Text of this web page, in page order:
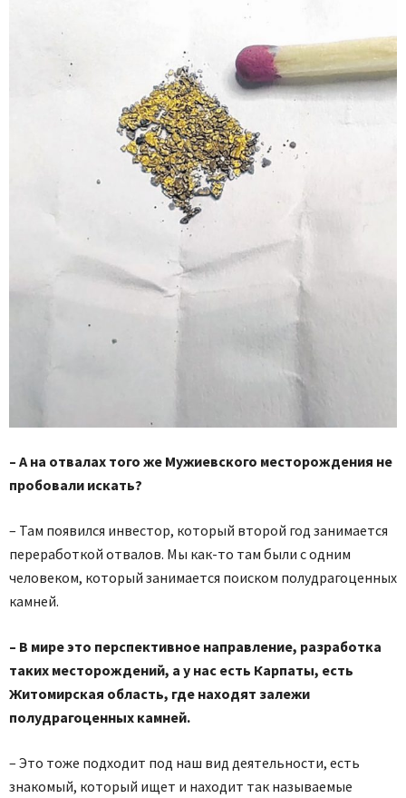
– А на отвалах того же Мужиевского месторождения не
пробовали искать?
– Там появился инвестор, который второй год занимается
переработкой отвалов. Мы как-то там были с одним
человеком, который занимается поиском полудрагоценных
камней.
– В мире это перспективное направление, разработка
таких месторождений, а у нас есть Карпаты, есть
Житомирская область, где находят залежи
полудрагоценных камней.
– Это тоже подходит под наш вид деятельности, есть
знакомый, который ищет и находит так называемые